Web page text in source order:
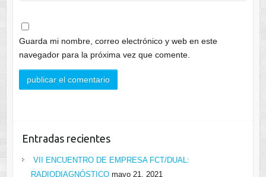
Guarda mi nombre, correo electrónico y web en este
navegador para la próxima vez que comente.
Entradas recientes
VII ENCUENTRO DE EMPRESA FCT/DUAL:
RADIODIAGNÓSTICO mayo 21, 2021